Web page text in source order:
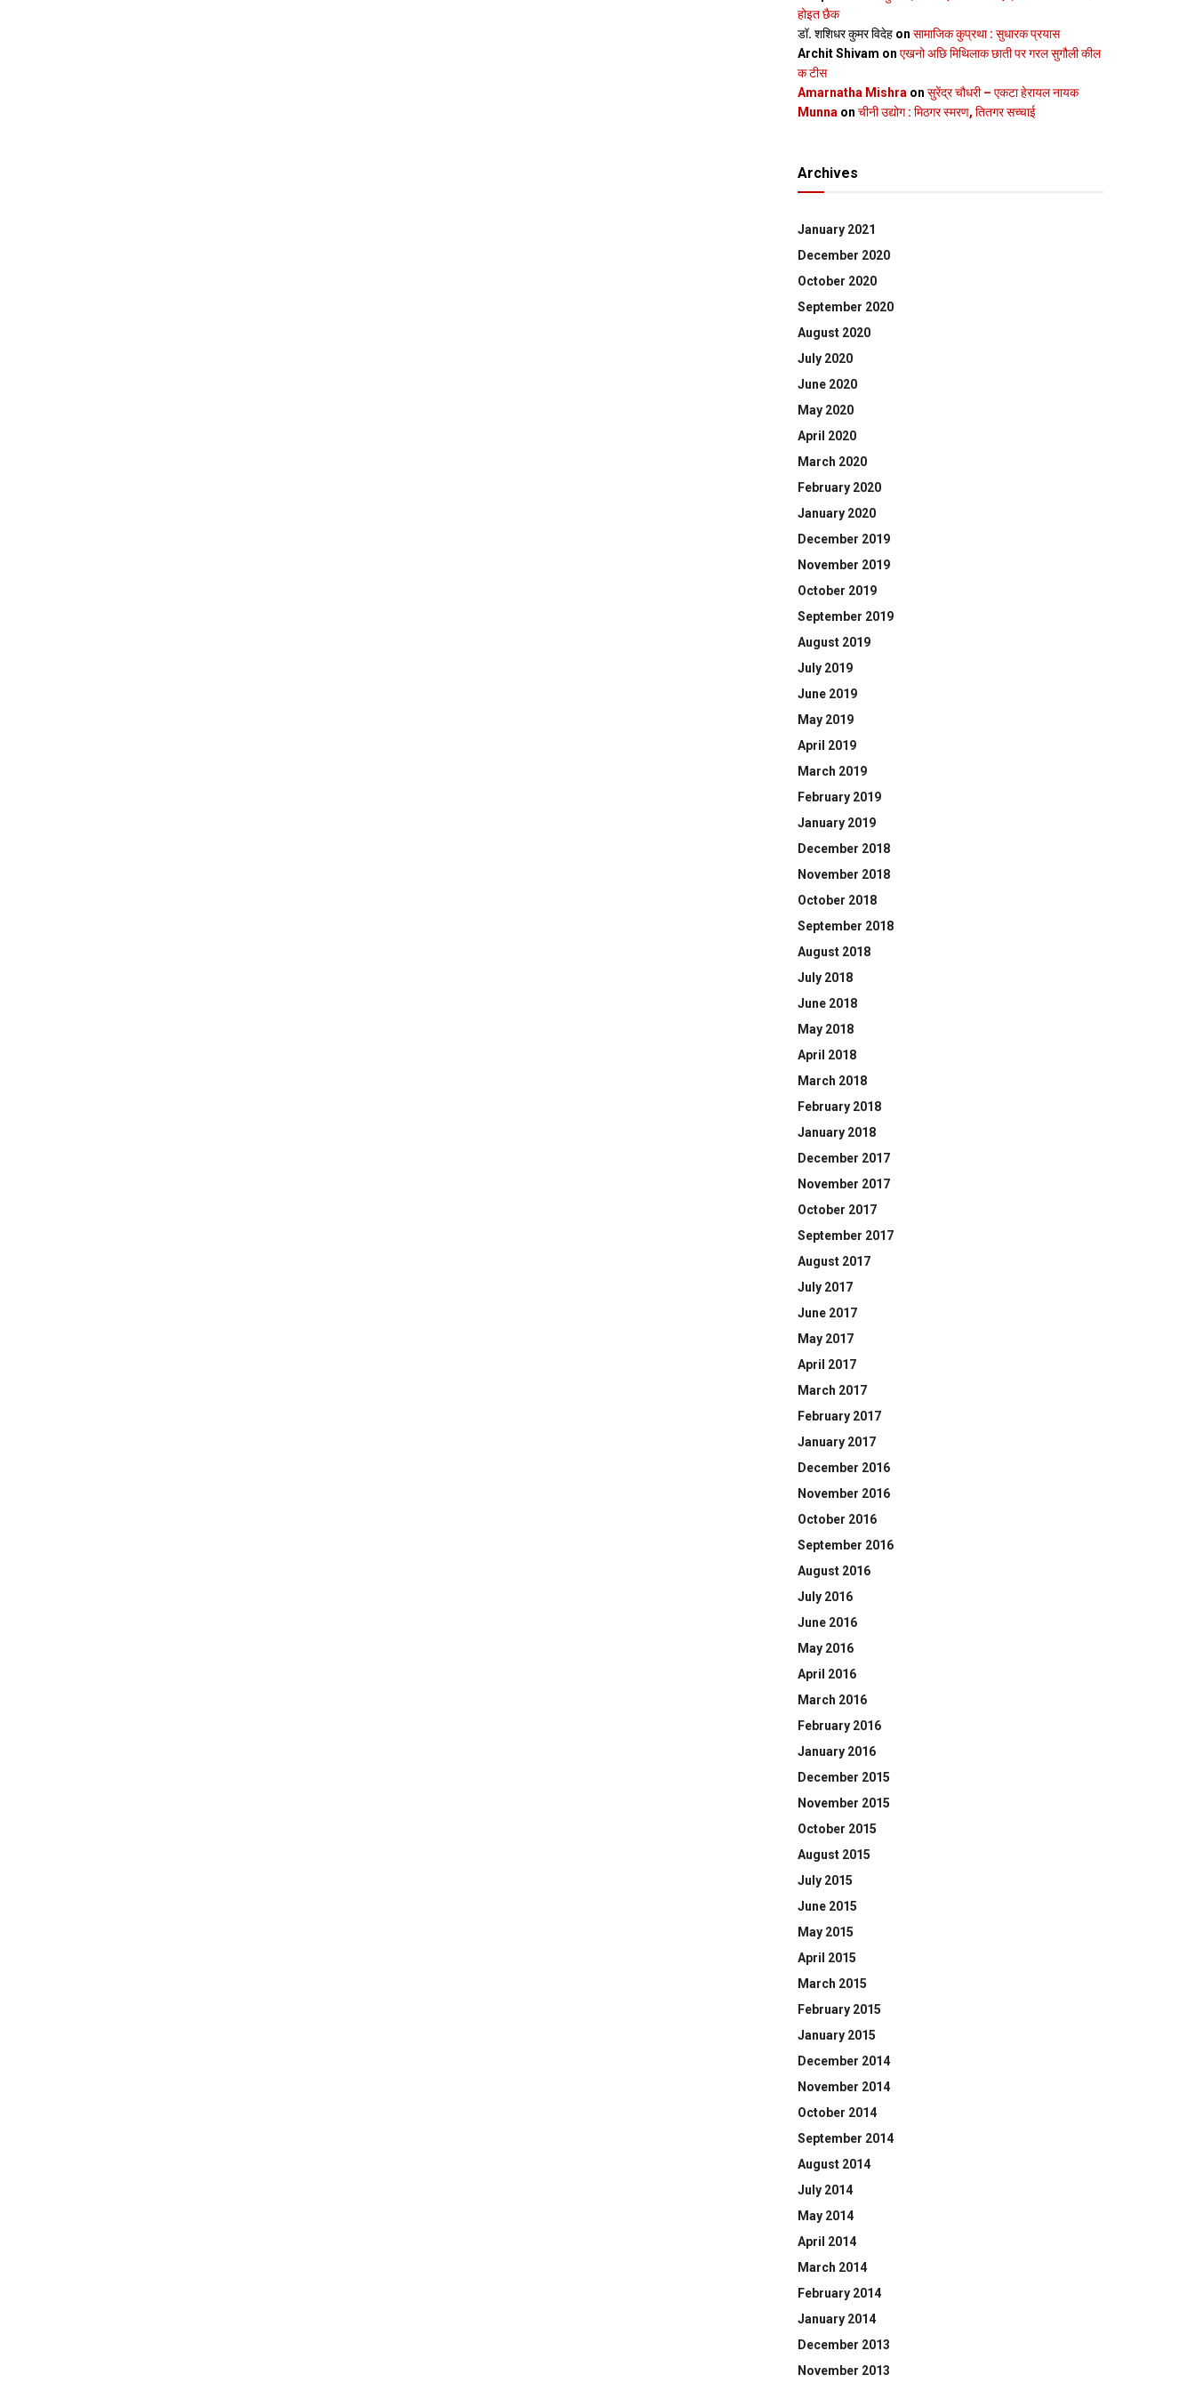
होइत छैक
डॉ. शशिधर कुमर विदेह on सामाजिक कुप्रथा : सुधारक प्रयास
Archit Shivam on एखनो अछि मिथिलाक छाती पर गरल सुगौली कील
क टीस
Amarnatha Mishra on सुरेंद्र चौधरी – एकटा हेरायल नायक
Munna on चीनी उद्योग : मिठगर स्‍मरण, तितगर सच्‍चाई
Archives
January 2021
December 2020
October 2020
September 2020
August 2020
July 2020
June 2020
May 2020
April 2020
March 2020
February 2020
January 2020
December 2019
November 2019
October 2019
September 2019
August 2019
July 2019
June 2019
May 2019
April 2019
March 2019
February 2019
January 2019
December 2018
November 2018
October 2018
September 2018
August 2018
July 2018
June 2018
May 2018
April 2018
March 2018
February 2018
January 2018
December 2017
November 2017
October 2017
September 2017
August 2017
July 2017
June 2017
May 2017
April 2017
March 2017
February 2017
January 2017
December 2016
November 2016
October 2016
September 2016
August 2016
July 2016
June 2016
May 2016
April 2016
March 2016
February 2016
January 2016
December 2015
November 2015
October 2015
August 2015
July 2015
June 2015
May 2015
April 2015
March 2015
February 2015
January 2015
December 2014
November 2014
October 2014
September 2014
August 2014
July 2014
May 2014
April 2014
March 2014
February 2014
January 2014
December 2013
November 2013